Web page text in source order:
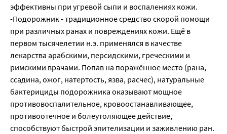
эффективны при угревой сыпи и воспалениях кожи.
-Подорожник - традиционное средство скорой помощи
при различных ранах и повреждениях кожи. Ещё в
первом тысячелетии н.э. применялся в качестве
лекарства арабскими, персидскими, греческими и
римскими врачами. Попав на поражённое место (рана,
ссадина, ожог, натертость, язва, расчес), натуральные
бактерициды подорожника оказывают мощное
противовоспалительное, кровоостанавливающее,
противоотечное и болеутоляющее действие,
способствуют быстрой эпителизации и заживлению ран.